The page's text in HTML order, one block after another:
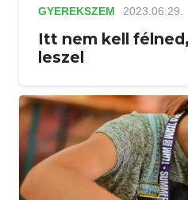
GYEREKSZEM 2023.06.29.
Itt nem kell
leszel